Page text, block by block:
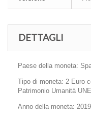
DETTAGLI
Paese della moneta:
Tipo di moneta: 2 Euro
Patrimonio Umanità
Anno della moneta: 2019